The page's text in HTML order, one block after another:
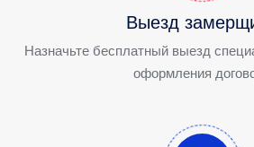
Выезд
Назначьте бесплатный выезд
оформления